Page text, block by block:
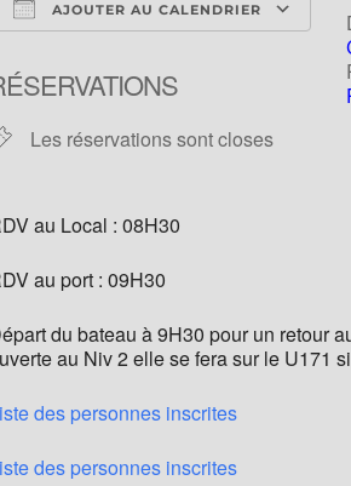
AJOUTER AU CALENDRIER
Les réservations sont closes
au Local : 08H30
au port : 09H30
du bateau à 9H30 pour un retour
au Niv 2 elle se fera sur le U171
des personnes inscrites
des personnes inscrites